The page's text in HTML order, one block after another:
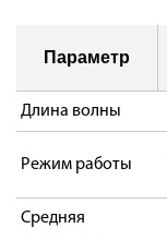
Параметр
Длина волны
Режим работы
Средняя